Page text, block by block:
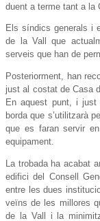
duent a terme tant a la
Els síndics generals i
de la Vall que
serveis que han de
Posteriorment, han
just al costat de Casa
En aquest punt, i just
borda que s’utilitzarà
que es faran servir
equipament.
La trobada ha acabat
edifici del Consell
entre les dues
veïns de les millores
de la Vall i la